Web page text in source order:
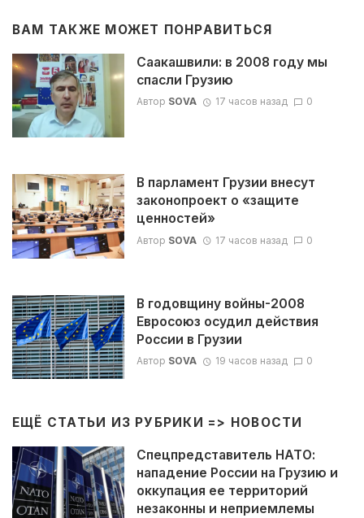
ВАМ ТАКЖЕ МОЖЕТ ПОНРАВИТЬСЯ
Саакашвили: в 2008 году мы
спасли Грузию
Автор SOVA 17 часов назад 0
В парламент Грузии внесут
законопроект о «защите
ценностей»
Автор SOVA 17 часов назад 0
В годовщину войны-2008
Евросоюз осудил действия
России в Грузии
Автор SOVA 19 часов назад 0
ЕЩЁ СТАТЬИ ИЗ РУБРИКИ => НОВОСТИ
Спецпредставитель НАТО:
нападение России на Грузию и
оккупация ее территорий
незаконны и неприемлемы